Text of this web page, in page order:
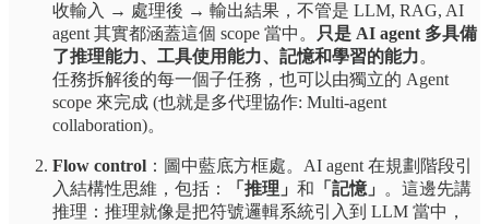
收輸入 → 處理後 → 輸出結果，不管是 LLM, RAG, AI
agent 其實都涵蓋這個 scope 當中。 只是 AI agent 多具備
了推理能力、工具使用能力、記憶和學習的能力。
任務拆解後的每一個子任務，也可以由獨立的 Agent
scope 來完成 (也就是多代理協作: Multi-agent
collaboration)。
Flow control ：圖中藍底方框處。AI agent 在規劃階段引
入結構性思維，包括：
「推理」 和 「記憶」 。這邊先講
推理：推理就像是把符號邏輯系統引入到 LLM 當中，